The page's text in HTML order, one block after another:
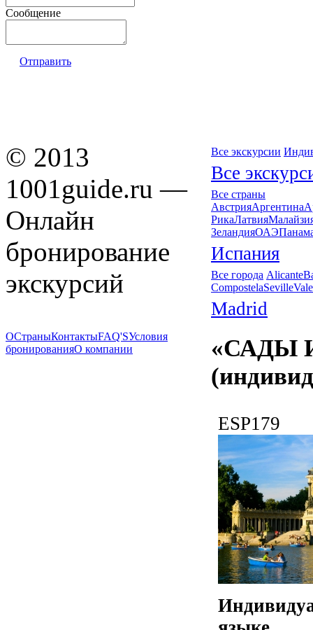
Сообщение
Отправить
Все экскурсии
Все
Все страны
АвстрияАргентина
РикаЛатвия
ЗеландияОАЭ
Испания
Все города Alicante
CompostelaSeville
Madrid
«САДЫ
ESP179
© 2013
1001guide.ru —
Онлайн
бронирование
экскурсий
ОСтраныКонтактыFAQ'SУсловия
бронированияО компании